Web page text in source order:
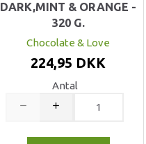
DARK,MINT & ORANGE -
320 G.
Chocolate & Love
224,95 DKK
Antal